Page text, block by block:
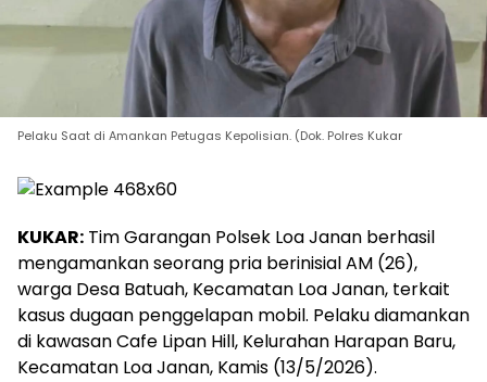
Pelaku Saat di Amankan Petugas Kepolisian. (Dok. Polres Kukar
KUKAR: Tim Garangan Polsek Loa Janan berhasil
mengamankan seorang pria berinisial AM (26),
warga Desa Batuah, Kecamatan Loa Janan, terkait
kasus dugaan penggelapan mobil. Pelaku diamankan
di kawasan Cafe Lipan Hill, Kelurahan Harapan Baru,
Kecamatan Loa Janan, Kamis (13/5/2026).